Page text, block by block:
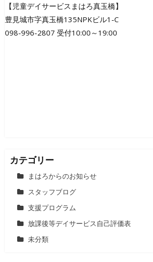
ビ
ゲ
【児童デイサービスまはろ真玉橋】
豊見城市字真玉橋135NPKビル1-C
098-996-2807 受付10:00～19:00
カテゴリー
まはろからのお知らせ
スタッフブログ
支援プログラム
放課後等デイサービス自己評価表
未分類